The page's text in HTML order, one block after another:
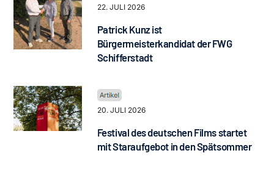
22. JULI 2026
Patrick Kunz ist
Bürgermeisterkandidat der FWG
Schifferstadt
20. JULI 2026
Festival des deutschen Films startet
mit Staraufgebot in den Spätsommer